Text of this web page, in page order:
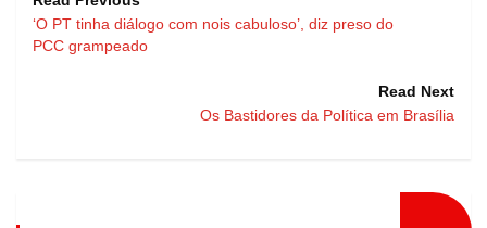
‘O PT tinha diálogo com nois cabuloso’, diz preso do
PCC grampeado
Read Next
Os Bastidores da Política em Brasília